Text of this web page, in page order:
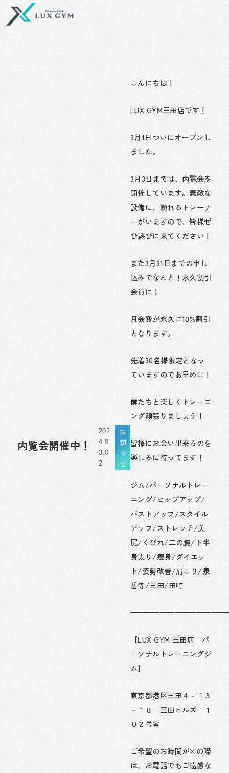
を
内覧会開催中！
202
4.0
3.0
2
お
知
ら
せ
こんにちは！
LUX GYM三田店です！
3月1日ついにオープンし
ました。
3月3日までは、内覧会を
開催しています。素敵な
設備に、頼れるトレーナ
ーがいますので、皆様ぜ
ひ遊びに来てください！
また3月31日までの申し
込みでなんと！永久割引
会員に！
月会費が永久に10%割引
となります。
先着30名様限定となっ
ていますのでお早めに！
僕たちと楽しくトレーニ
ング頑張りましょう！
皆様にお会い出来るのを
楽しみに待ってます！
ジム/パーソナルトレー
ニング/ヒップアップ/
バストアップ/スタイル
アップ/ストレッチ/美
尻/くびれ/二の腕/下半
身太り/痩身/ダイエッ
ト/姿勢改善/肩こり/泉
岳寺/三田/田町
【LUX GYM 三田店 パ
ーソナルトレーニングジ
ム】
東京都港区三田４－１３
－１８ 三田ヒルズ １
０２号室
ご希望のお時間が×の際
は、お電話でもご遠慮な